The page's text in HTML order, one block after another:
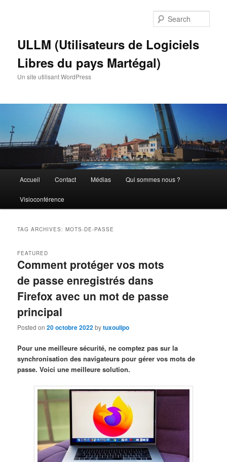
ULLM (Utilisateurs de Logiciels
Libres du pays Martégal)
Un site utilisant WordPress
Accueil Contact Médias Qui sommes nous ?
Visioconférence
TAG ARCHIVES:MOTS-DE-PASSE
Comment protéger vos mots
de passe enregistrés dans
Firefox avec un mot de passe
principal
FEATURED
Posted on20 octobre 2022bytuxoulipo
Pour une meilleure sécurité, ne comptez pas sur la
synchronisation des navigateurs pour gérer vos mots de
passe. Voici une meilleure solution.